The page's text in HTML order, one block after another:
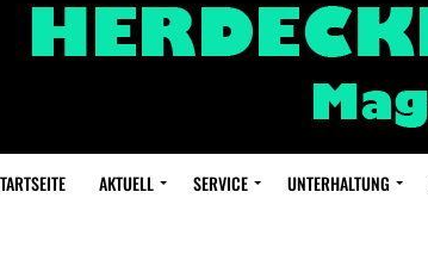
AKTUELL SERVICE UNTERHALTUNG